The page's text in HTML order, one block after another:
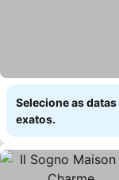
Selecione as
exatos.